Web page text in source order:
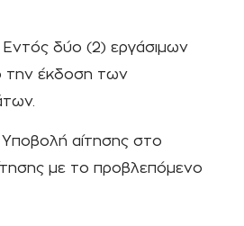
Εντός δύο (2) εργάσιμων
την έκδοση των
Υποβολή αίτησης στο
με το προβλεπόμενο